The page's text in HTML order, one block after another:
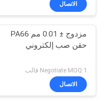
قالب
الألومنيوم
10
الاتصال
مزدوج ± 0.01 مم PA66
حقن صب إلكتروني
Negotiate MOQ:1 قالب
الاتصال